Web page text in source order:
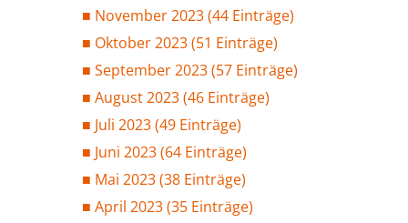
November 2023 (44 Einträge)
Oktober 2023 (51 Einträge)
September 2023 (57 Einträge)
August 2023 (46 Einträge)
Juli 2023 (49 Einträge)
Juni 2023 (64 Einträge)
Mai 2023 (38 Einträge)
April 2023 (35 Einträge)